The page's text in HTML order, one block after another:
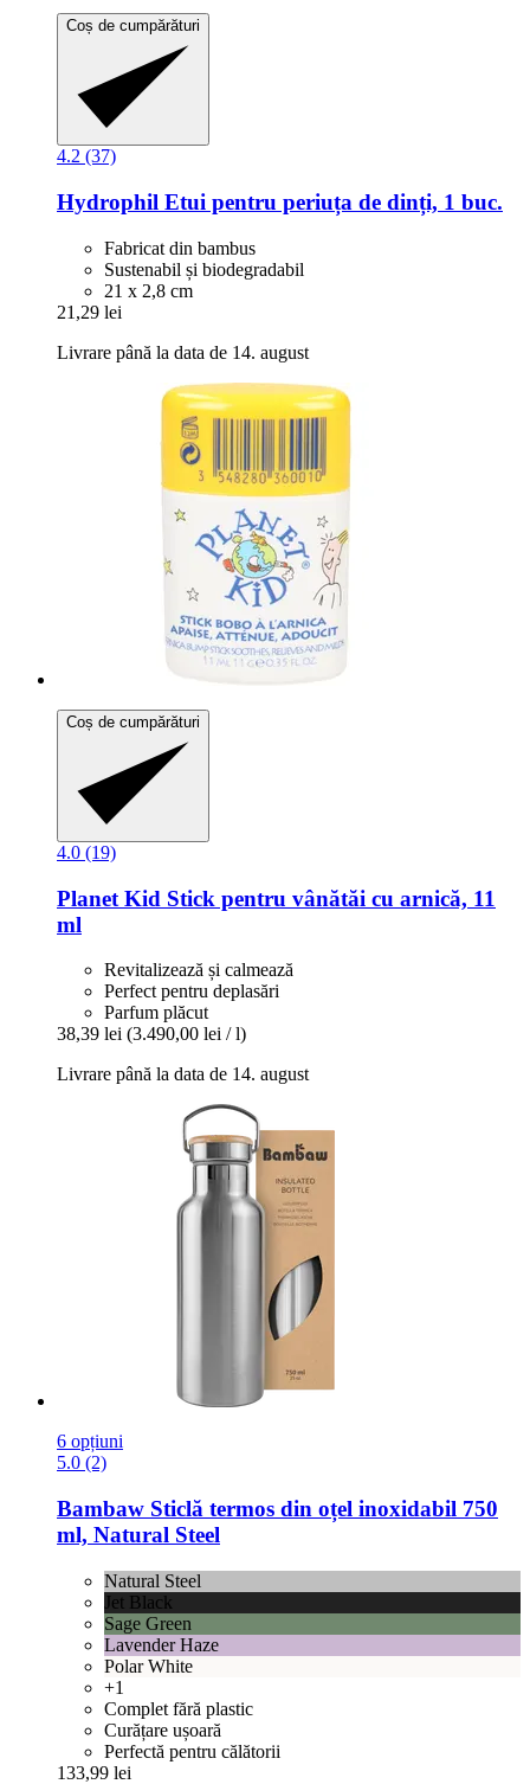
Coș de cumpărături
4.2 (37)
Hydrophil Etui pentru periuța de dinți, 1 buc.
Fabricat din bambus
Sustenabil și biodegradabil
21 x 2,8 cm
21,29 lei
Livrare până la data de 14. august
Coș de cumpărături
4.0 (19)
Planet Kid Stick pentru vânătăi cu arnică, 11
ml
Revitalizează și calmează
Perfect pentru deplasări
Parfum plăcut
38,39 lei (3.490,00 lei / l)
Livrare până la data de 14. august
6 opțiuni
5.0 (2)
Bambaw Sticlă termos din oțel inoxidabil 750
ml, Natural Steel
Natural Steel
Jet Black
Sage Green
Lavender Haze
Polar White
+1
Complet fără plastic
Curățare ușoară
Perfectă pentru călătorii
133,99 lei